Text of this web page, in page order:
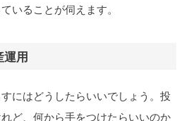
いることが伺えます。
運用
にはどうしたらいいでしょう。投
ど、何から手をつけたらいいのか